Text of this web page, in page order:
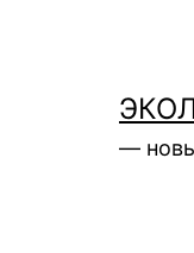
содержимому
—